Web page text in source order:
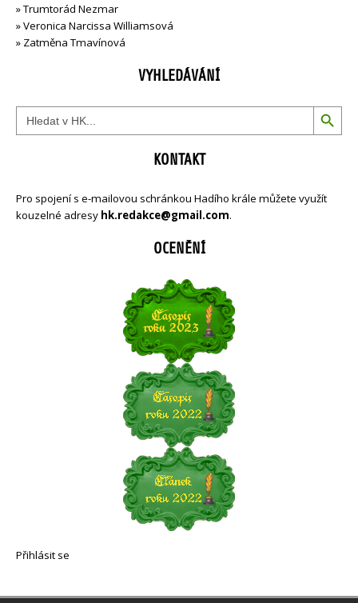
»Trumtorád Nezmar
»Veronica Narcissa Williamsová
» Zatměna Tmavínová
VYHLEDÁVÁNÍ
Search
for:
Search Button
KONTAKT
Pro spojení s e-mailovou schránkou Hadího krále můžete využít
kouzelné adresy hk.redakce@gmail.com.
OCENĚNÍ
Přihlásit se